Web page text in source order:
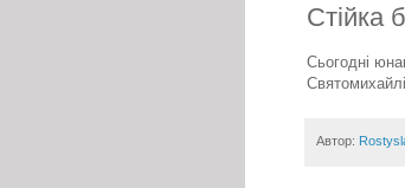
Стійка
Сьогодні
Автор: